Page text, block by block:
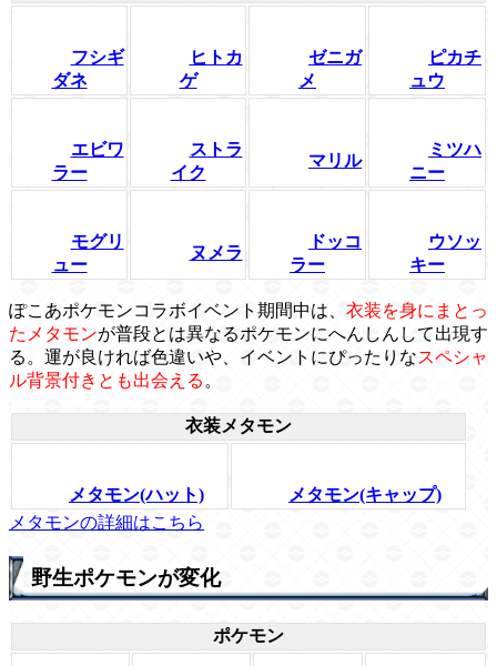
フシギ
ダネ
ヒトカ
ゲ
ゼニガ
メ
ピカチ
ュウ
エビワ
ラー
ストラ
イク
マリル
ミツハ
ニー
モグリ
ュー
ヌメラ
ドッコ
ラー
ウソッ
キー
ぽこあポケモンコラボイベント期間中は、 衣装を身にまとっ
たメタモンが普段とは異なるポケモンにへんしんして出現す
る。運が良ければ色違いや、イベントにぴったりなスペシャ
ル背景付きとも出会える 。
衣装メタモン
メタモン(ハット)
メタモン(キャップ)
メタモンの詳細はこちら
野生ポケモンが変化
ポケモン